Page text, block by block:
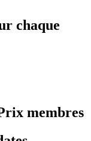
chaque
membres